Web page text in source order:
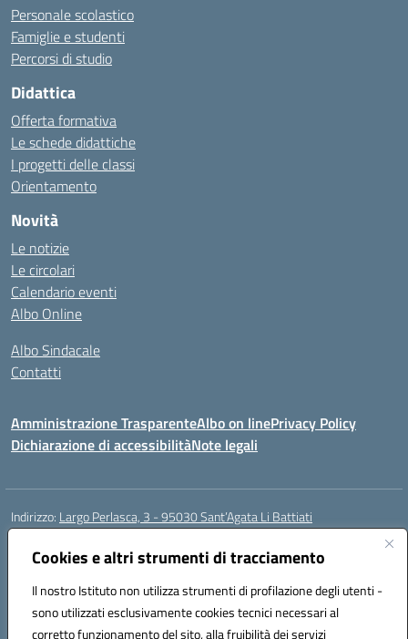
Cookies e altri strumenti di tracciamento
Il nostro Istituto non utilizza strumenti di profilazione degli utenti -
sono utilizzati esclusivamente cookies tecnici necessari al
corretto funzionamento del sito, alla fruibilità dei servizi
Personale scolastico
Famiglie e studenti
Percorsi di studio
Didattica
Offerta formativa
Le schede didattiche
I progetti delle classi
Orientamento
Novità
Le notizie
Le circolari
Calendario eventi
Albo Online
Albo Sindacale
Contatti
Amministrazione TrasparenteAlbo on linePrivacy Policy
Dichiarazione di accessibilitàNote legali
Indirizzo: Largo Perlasca, 3 - 95030 Sant’Agata Li Battiati
Centralino:
ctic8bl002@istruzione.it
Posta elettronica certificata (PEC):ctic8bl002@pec.istruzione.it
Codice fiscale: 93253680875
Codice meccanografico:CTIC8BL002
Codice Indice delle Pubbliche Amministrazioni (IPA): 7UKG69R2